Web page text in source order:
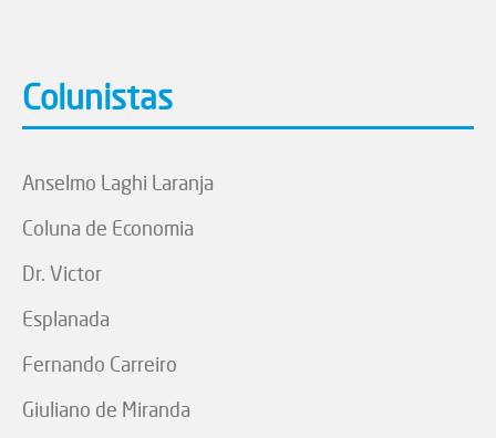
Colunistas
Anselmo Laghi Laranja
Coluna de Economia
Dr. Victor
Esplanada
Fernando Carreiro
Giuliano de Miranda